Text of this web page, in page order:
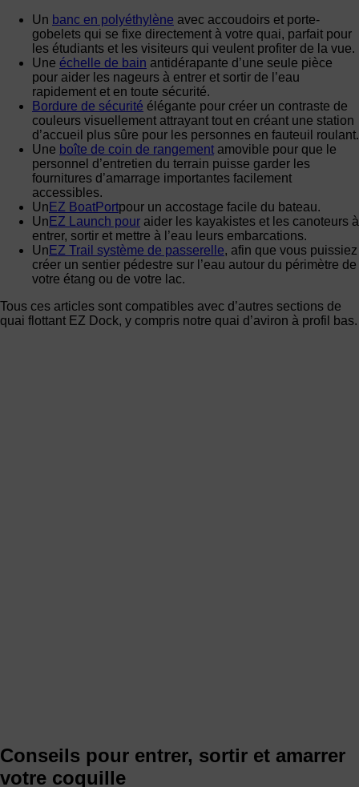
Un banc en polyéthylène avec accoudoirs et porte-
gobelets qui se fixe directement à votre quai, parfait pour
les étudiants et les visiteurs qui veulent profiter de la vue.
Une échelle de bain antidérapante d’une seule pièce
pour aider les nageurs à entrer et sortir de l’eau
rapidement et en toute sécurité.
Bordure de sécurité élégante pour créer un contraste de
couleurs visuellement attrayant tout en créant une station
d’accueil plus sûre pour les personnes en fauteuil roulant.
Une boîte de coin de rangement amovible pour que le
personnel d’entretien du terrain puisse garder les
fournitures d’amarrage importantes facilement
accessibles.
Un EZ BoatPortpour un accostage facile du bateau.
Un EZ Launch pour aider les kayakistes et les canoteurs à
entrer, sortir et mettre à l’eau leurs embarcations.
Un EZ Trail système de passerelle, afin que vous puissiez
créer un sentier pédestre sur l’eau autour du périmètre de
votre étang ou de votre lac.
Tous ces articles sont compatibles avec d’autres sections de
quai flottant EZ Dock, y compris notre quai d’aviron à profil bas.
Conseils pour entrer, sortir et amarrer
votre coquille